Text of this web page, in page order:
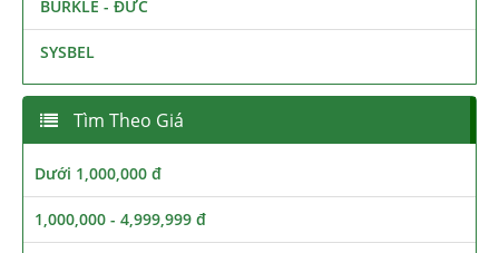
BURKLE - ĐỨC
SYSBEL
Tìm Theo Giá
Dưới 1,000,000 đ
1,000,000 - 4,999,999 đ